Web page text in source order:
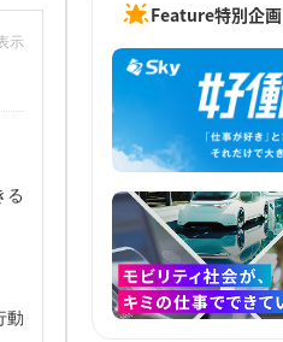
示
る
動
Feature特別企画